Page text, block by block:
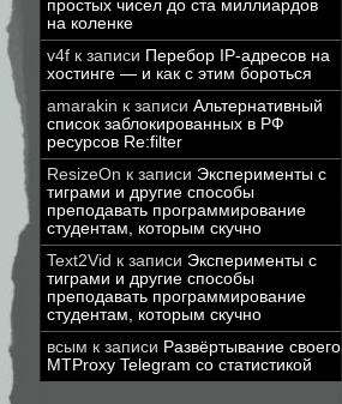
простых чисел до ста миллиардов
на коленке
v4f к записи Перебор IP-адресов на
хостинге — и как с этим бороться
amarakin к записи Альтернативный
список заблокированных в РФ
ресурсов Re:filter
ResizeOn к записи Эксперименты с
тиграми и другие способы
преподавать программирование
студентам, которым скучно
Text2Vid к записи Эксперименты с
тиграми и другие способы
преподавать программирование
студентам, которым скучно
всым к записи Развёртывание своего
MTProxy Telegram со статистикой